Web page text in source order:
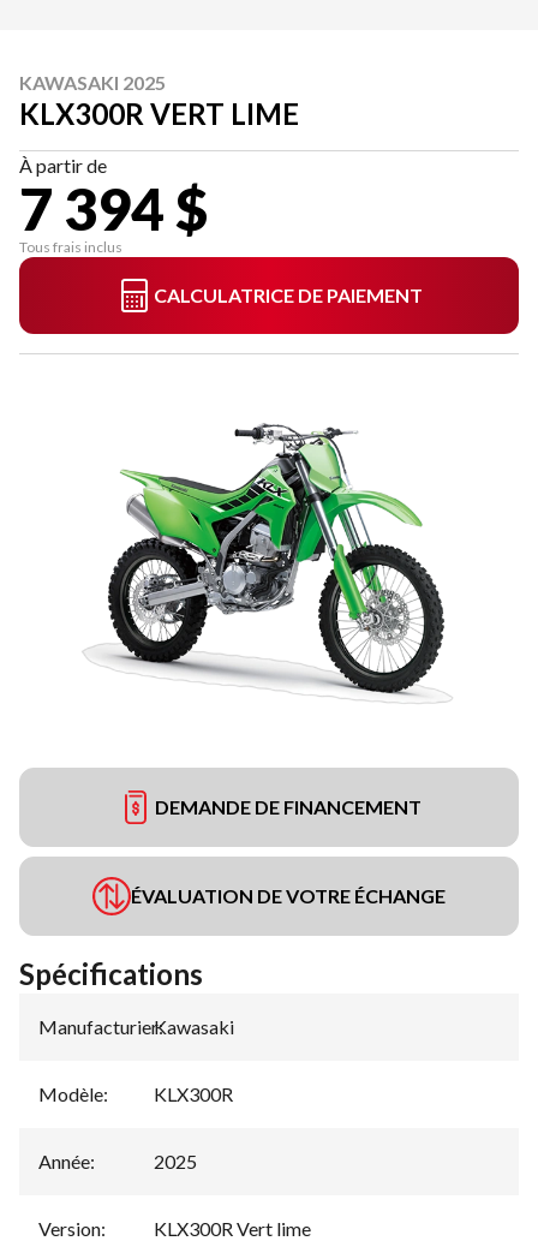
KAWASAKI 2025
KLX300R VERT LIME
À partir de
7 394 $
Tous frais inclus
CALCULATRICE DE PAIEMENT
DEMANDE DE FINANCEMENT
ÉVALUATION DE VOTRE ÉCHANGE
Spécifications
Manufacturier:
Kawasaki
Modèle: KLX300R
Année: 2025
Version: KLX300R Vert lime